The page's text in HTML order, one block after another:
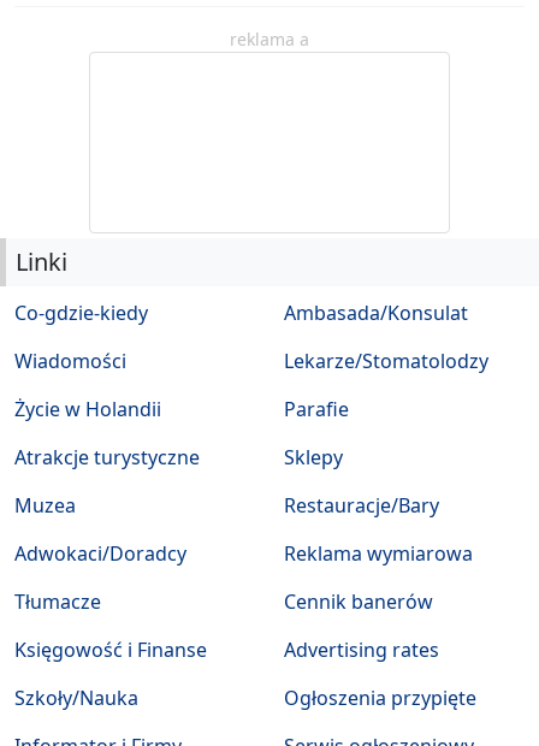
reklama a
Linki
Co-gdzie-kiedy
Wiadomości
Życie w Holandii
Atrakcje turystyczne
Muzea
Ambasada/Konsulat
Lekarze/Stomatolodzy
Parafie
Sklepy
Restauracje/Bary
Adwokaci/Doradcy
Tłumacze
Księgowość i Finanse
Szkoły/Nauka
Reklama wymiarowa
Cennik banerów
Advertising rates
Ogłoszenia przypięte